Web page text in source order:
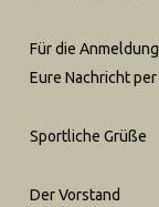
Für die Anmeldung
Eure Nachricht per
Sportliche Grüße
Der Vorstand